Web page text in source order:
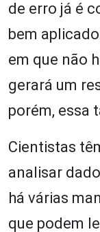
de erro já é
bem
em que não
gerará um
porém, essa
Cientistas
analisar
há várias
que podem